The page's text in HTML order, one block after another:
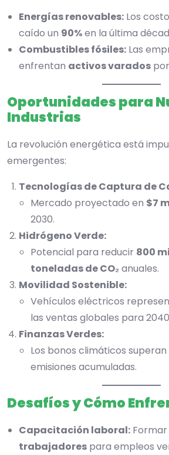
Energías renovables: Los
caído un 90%en la última
Combustibles fósiles: Las
enfrentan activos varados
Oportunidades para
Industrias
La revolución energética está
emergentes:
Tecnologías de Captura de
Mercado proyectado en $7
2030.
Hidrógeno Verde:
Potencial para reducir 800
toneladas de CO₂ anuales.
Movilidad Sostenible:
Vehículos eléctricos
las ventas globales para
Finanzas Verdes:
Los bonos climáticos superan
emisiones acumuladas.
Desafíos y Cómo
Capacitación laboral: Formar
trabajadores para empleos